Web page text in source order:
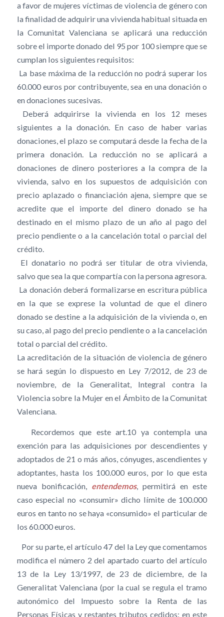
a favor de mujeres víctimas de violencia de género con
la finalidad de adquirir una vivienda habitual situada en
la Comunitat Valenciana se aplicará una reducción
sobre el importe donado del 95 por 100 siempre que se
cumplan los siguientes requisitos:
 La base máxima de la reducción no podrá superar los
60.000 euros por contribuyente, sea en una donación o
en donaciones sucesivas.
 Deberá adquirirse la vivienda en los 12 meses
siguientes a la donación. En caso de haber varias
donaciones, el plazo se computará desde la fecha de la
primera donación. La reducción no se aplicará a
donaciones de dinero posteriores a la compra de la
vivienda, salvo en los supuestos de adquisición con
precio aplazado o financiación ajena, siempre que se
acredite que el importe del dinero donado se ha
destinado en el mismo plazo de un año al pago del
precio pendiente o a la cancelación total o parcial del
crédito.
 El donatario no podrá ser titular de otra vivienda,
salvo que sea la que compartía con la persona agresora.
 La donación deberá formalizarse en escritura pública
en la que se exprese la voluntad de que el dinero
donado se destine a la adquisición de la vivienda o, en
su caso, al pago del precio pendiente o a la cancelación
total o parcial del crédito.
La acreditación de la situación de violencia de género
se hará según lo dispuesto en Ley 7/2012, de 23 de
noviembre, de la Generalitat, Integral contra la
Violencia sobre la Mujer en el Ámbito de la Comunitat
Valenciana.
Recordemos que este art.10 ya contempla una
exención para las adquisiciones por descendientes y
adoptados de 21 o más años, cónyuges, ascendientes y
adoptantes, hasta los 100.000 euros, por lo que esta
nueva bonificación, entendemos, permitirá en este
caso especial no «consumir» dicho límite de 100.000
euros en tanto no se haya «consumido» el particular de
los 60.000 euros.
Por su parte, el artículo 47 del la Ley que comentamos
modifica el número 2 del apartado cuarto del artículo
13 de la Ley 13/1997, de 23 de diciembre, de la
Generalitat Valenciana (por la cual se regula el tramo
autonómico del Impuesto sobre la Renta de las
Personas Físicas y restantes tributos cedidos: en este